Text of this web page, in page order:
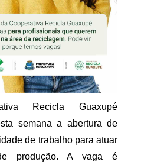
Recicla Guaxupé
semana a abertura de
de trabalho para atuar
produção. A vaga é